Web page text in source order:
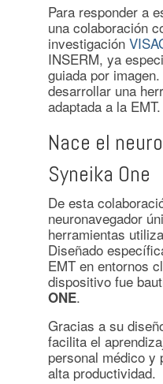
Para responder a
una colaboración
investigación
INSERM, ya
guiada por
desarrollar una
adaptada a la EMT.
Nace el
Syneika One
De esta
neuronavegador
herramientas
Diseñado
EMT en entornos
dispositivo fue
ONE.
Gracias a su
facilita el
personal médico y
alta productividad.